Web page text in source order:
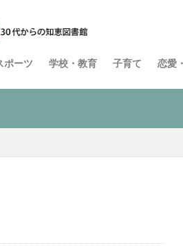
ポーツ 学校・教育 子育て 恋愛